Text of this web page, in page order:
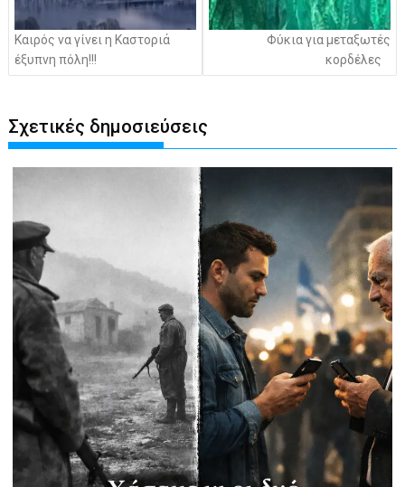
Καιρός να γίνει η Καστοριά
έξυπνη πόλη!!!
Φύκια για μεταξωτές
κορδέλες
Σχετικές δημοσιεύσεις